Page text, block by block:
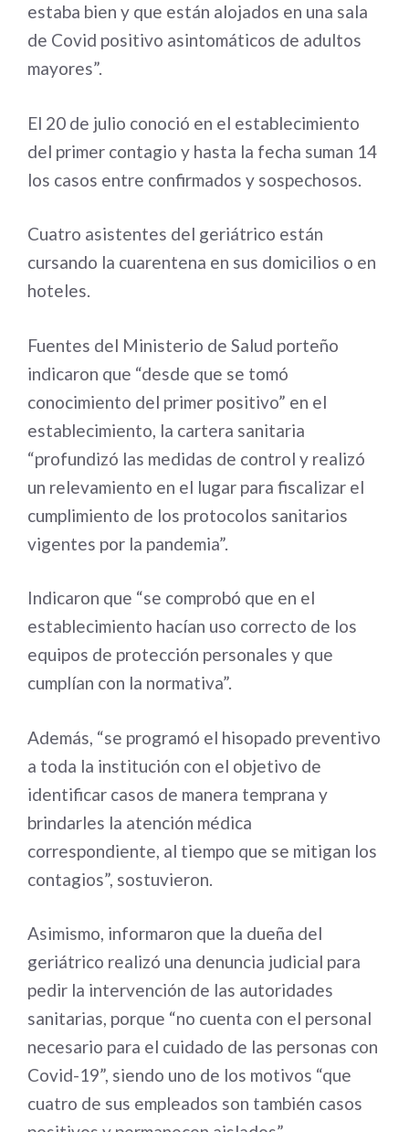
estaba bien y que están alojados en una sala
de Covid positivo asintomáticos de adultos
mayores”.
El 20 de julio conoció en el establecimiento
del primer contagio y hasta la fecha suman 14
los casos entre confirmados y sospechosos.
Cuatro asistentes del geriátrico están
cursando la cuarentena en sus domicilios o en
hoteles.
Fuentes del Ministerio de Salud porteño
indicaron que “desde que se tomó
conocimiento del primer positivo” en el
establecimiento, la cartera sanitaria
“profundizó las medidas de control y realizó
un relevamiento en el lugar para fiscalizar el
cumplimiento de los protocolos sanitarios
vigentes por la pandemia”.
Indicaron que “se comprobó que en el
establecimiento hacían uso correcto de los
equipos de protección personales y que
cumplían con la normativa”.
Además, “se programó el hisopado preventivo
a toda la institución con el objetivo de
identificar casos de manera temprana y
brindarles la atención médica
correspondiente, al tiempo que se mitigan los
contagios”, sostuvieron.
Asimismo, informaron que la dueña del
geriátrico realizó una denuncia judicial para
pedir la intervención de las autoridades
sanitarias, porque “no cuenta con el personal
necesario para el cuidado de las personas con
Covid-19”, siendo uno de los motivos “que
cuatro de sus empleados son también casos